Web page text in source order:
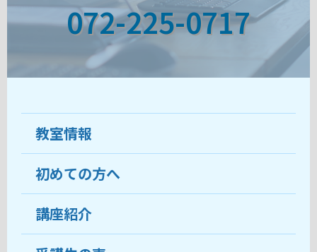
072-225-0717
教室情報
教室について
受講生の声
おすすめ・人気の講座
初めての方へ
ココがおすすめ
講座紹介